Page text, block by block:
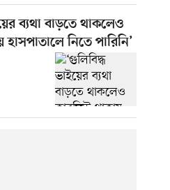
ব্যথা বাড়তে থাকলেও
নিতে পারিনি’